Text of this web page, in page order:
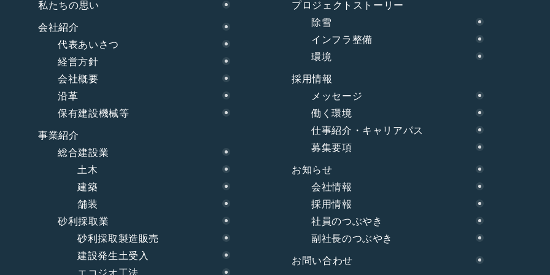
私たちの思い
会社紹介
代表あいさつ
経営方針
会社概要
沿革
保有建設機械等
事業紹介
総合建設業
土木
建築
舗装
砂利採取業
砂利採取製造販売
建設発生土受入
エコジオ工法
プロジェクトストーリー
除雪
インフラ整備
環境
採用情報
メッセージ
働く環境
仕事紹介・キャリアパス
募集要項
お知らせ
会社情報
採用情報
社員のつぶやき
副社長のつぶやき
お問い合わせ